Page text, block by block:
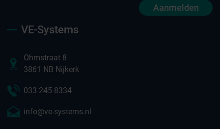
Aanmelden
VE-Systems
Ohmstraat 8
3861 NB Nijkerk
033-245 8334
info@ve-systems.nl